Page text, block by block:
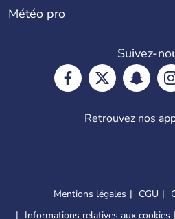
Météo pro
Suivez-
Retrouvez nos
Mentions légales CGU
Informations relatives aux cookies